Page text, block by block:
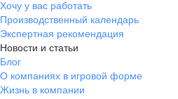
Хочу у вас работать
Производственный календарь
Экспертная рекомендация
Новости и статьи
Блог
О компаниях в игровой форме
Жизнь в компании